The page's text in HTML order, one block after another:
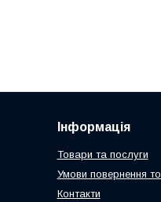
Інформація
Товари та послуги
Умови повернення
Контакти